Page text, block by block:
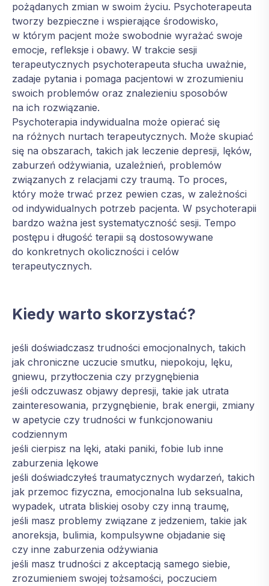
pożądanych zmian w swoim życiu. Psychoterapeuta
tworzy bezpieczne i wspierające środowisko,
w którym pacjent może swobodnie wyrażać swoje
emocje, refleksje i obawy. W trakcie sesji
terapeutycznych psychoterapeuta słucha uważnie,
zadaje pytania i pomaga pacjentowi w zrozumieniu
swoich problemów oraz znalezieniu sposobów
na ich rozwiązanie.
Psychoterapia indywidualna może opierać się
na różnych nurtach terapeutycznych. Może skupiać
się na obszarach, takich jak leczenie depresji, lęków,
zaburzeń odżywiania, uzależnień, problemów
związanych z relacjami czy traumą. To proces,
który może trwać przez pewien czas, w zależności
od indywidualnych potrzeb pacjenta. W psychoterapii
bardzo ważna jest systematyczność sesji. Tempo
postępu i długość terapii są dostosowywane
do konkretnych okoliczności i celów
terapeutycznych.
Kiedy warto skorzystać?
jeśli doświadczasz trudności emocjonalnych, takich
jak chroniczne uczucie smutku, niepokoju, lęku,
gniewu, przytłoczenia czy przygnębienia
jeśli odczuwasz objawy depresji, takie jak utrata
zainteresowania, przygnębienie, brak energii, zmiany
w apetycie czy trudności w funkcjonowaniu
codziennym
jeśli cierpisz na lęki, ataki paniki, fobie lub inne
zaburzenia lękowe
jeśli doświadczyłeś traumatycznych wydarzeń, takich
jak przemoc fizyczna, emocjonalna lub seksualna,
wypadek, utrata bliskiej osoby czy inną traumę,
jeśli masz problemy związane z jedzeniem, takie jak
anoreksja, bulimia, kompulsywne objadanie się
czy inne zaburzenia odżywiania
jeśli masz trudności z akceptacją samego siebie,
zrozumieniem swojej tożsamości, poczuciem